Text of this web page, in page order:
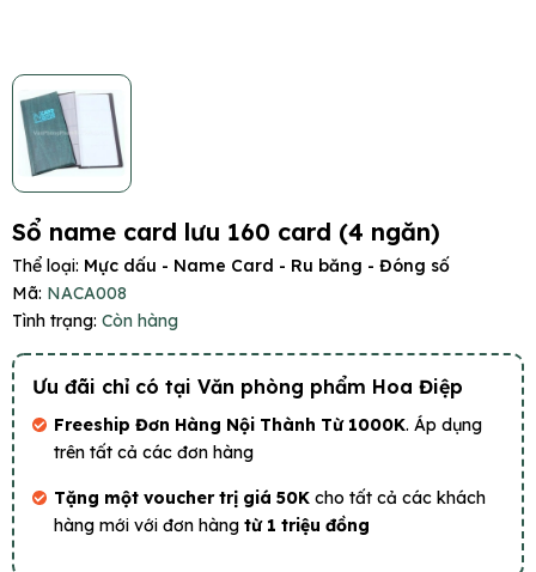
Sổ name card lưu 160 card (4 ngăn)
Thể loại: Mực dấu - Name Card - Ru băng - Đóng số
Mã: NACA008
Tình trạng: Còn hàng
Ưu đãi chỉ có tại Văn phòng phẩm Hoa Điệp
Freeship Đơn Hàng Nội Thành Từ 1000K. Áp dụng
trên tất cả các đơn hàng
Tặng một voucher trị giá 50K cho tất cả các khách
hàng mới với đơn hàng từ 1 triệu đồng